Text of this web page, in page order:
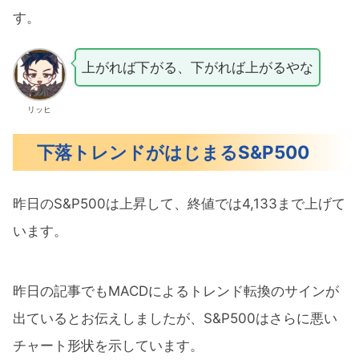
す。
リッヒ
上がれば下がる、下がれば上がるやな
下落トレンドがはじまるS&P500
昨日のS&P500は上昇して、終値では4,133まで上げて
います。
昨日の記事でもMACDによるトレンド転換のサインが
出ているとお伝えしましたが、S&P500はさらに悪い
チャート形状を示しています。